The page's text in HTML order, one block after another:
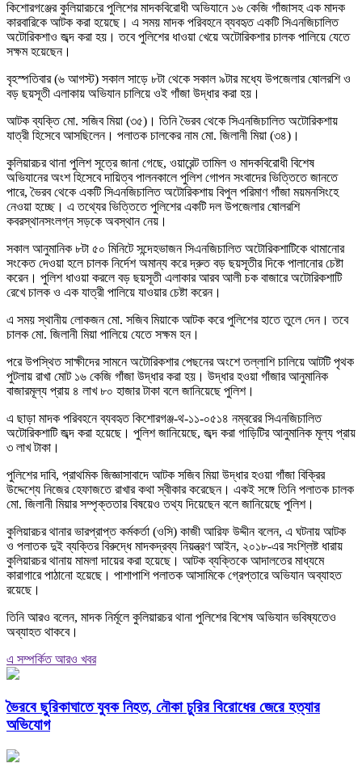
কিশোরগঞ্জের কুলিয়ারচরে পুলিশের মাদকবিরোধী অভিযানে ১৬ কেজি গাঁজাসহ এক মাদক
কারবারিকে আটক করা হয়েছে। এ সময় মাদক পরিবহনে ব্যবহৃত একটি সিএনজিচালিত
অটোরিকশাও জব্দ করা হয়। তবে পুলিশের ধাওয়া খেয়ে অটোরিকশার চালক পালিয়ে যেতে
সক্ষম হয়েছেন।
বৃহস্পতিবার (৬ আগস্ট) সকাল সাড়ে ৮টা থেকে সকাল ৯টার মধ্যে উপজেলার ষোলরশি ও
বড় ছয়সূতী এলাকায় অভিযান চালিয়ে ওই গাঁজা উদ্ধার করা হয়।
আটক ব্যক্তি মো. সজিব মিয়া (৩৫)। তিনি ভৈরব থেকে সিএনজিচালিত অটোরিকশায়
যাত্রী হিসেবে আসছিলেন। পলাতক চালকের নাম মো. জিলানী মিয়া (৩৪)।
কুলিয়ারচর থানা পুলিশ সূত্রে জানা গেছে, ওয়ারেন্ট তামিল ও মাদকবিরোধী বিশেষ
অভিযানের অংশ হিসেবে দায়িত্ব পালনকালে পুলিশ গোপন সংবাদের ভিত্তিতে জানতে
পারে, ভৈরব থেকে একটি সিএনজিচালিত অটোরিকশায় বিপুল পরিমাণ গাঁজা ময়মনসিংহে
নেওয়া হচ্ছে। এ তথ্যের ভিত্তিতে পুলিশের একটি দল উপজেলার ষোলরশি
কবরস্থানসংলগ্ন সড়কে অবস্থান নেয়।
সকাল আনুমানিক ৮টা ৫০ মিনিটে সন্দেহভাজন সিএনজিচালিত অটোরিকশাটিকে থামানোর
সংকেত দেওয়া হলে চালক নির্দেশ অমান্য করে দ্রুত বড় ছয়সূতীর দিকে পালানোর চেষ্টা
করেন। পুলিশ ধাওয়া করলে বড় ছয়সূতী এলাকার আরব আলী চক বাজারে অটোরিকশাটি
রেখে চালক ও এক যাত্রী পালিয়ে যাওয়ার চেষ্টা করেন।
এ সময় স্থানীয় লোকজন মো. সজিব মিয়াকে আটক করে পুলিশের হাতে তুলে দেন। তবে
চালক মো. জিলানী মিয়া পালিয়ে যেতে সক্ষম হন।
পরে উপস্থিত সাক্ষীদের সামনে অটোরিকশার পেছনের অংশে তল্লাশি চালিয়ে আটটি পৃথক
পুটলায় রাখা মোট ১৬ কেজি গাঁজা উদ্ধার করা হয়। উদ্ধার হওয়া গাঁজার আনুমানিক
বাজারমূল্য প্রায় ৪ লাখ ৮০ হাজার টাকা বলে জানিয়েছে পুলিশ।
এ ছাড়া মাদক পরিবহনে ব্যবহৃত কিশোরগঞ্জ-থ-১১-০৫১৪ নম্বরের সিএনজিচালিত
অটোরিকশাটি জব্দ করা হয়েছে। পুলিশ জানিয়েছে, জব্দ করা গাড়িটির আনুমানিক মূল্য প্রায়
৩ লাখ টাকা।
পুলিশের দাবি, প্রাথমিক জিজ্ঞাসাবাদে আটক সজিব মিয়া উদ্ধার হওয়া গাঁজা বিক্রির
উদ্দেশ্যে নিজের হেফাজতে রাখার কথা স্বীকার করেছেন। একই সঙ্গে তিনি পলাতক চালক
মো. জিলানী মিয়ার সম্পৃক্ততার বিষয়েও তথ্য দিয়েছেন বলে জানিয়েছে পুলিশ।
কুলিয়ারচর থানার ভারপ্রাপ্ত কর্মকর্তা (ওসি) কাজী আরিফ উদ্দীন বলেন, এ ঘটনায় আটক
ও পলাতক দুই ব্যক্তির বিরুদ্ধে মাদকদ্রব্য নিয়ন্ত্রণ আইন, ২০১৮-এর সংশ্লিষ্ট ধারায়
কুলিয়ারচর থানায় মামলা দায়ের করা হয়েছে। আটক ব্যক্তিকে আদালতের মাধ্যমে
কারাগারে পাঠানো হয়েছে। পাশাপাশি পলাতক আসামিকে গ্রেপ্তারে অভিযান অব্যাহত
রয়েছে।
তিনি আরও বলেন, মাদক নির্মূলে কুলিয়ারচর থানা পুলিশের বিশেষ অভিযান ভবিষ্যতেও
অব্যাহত থাকবে।
এ সম্পর্কিত আরও খবর
ভৈরবে ছুরিকাঘাতে যুবক নিহত, নৌকা চুরির বিরোধের জেরে হত্যার
অভিযোগ